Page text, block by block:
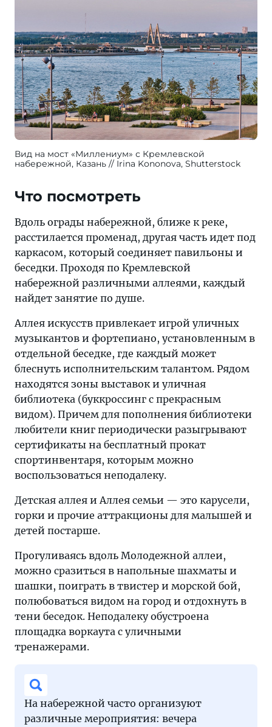
Вид на мост «Миллениум» с Кремлевской
набережной, Казань
Irina Kononova, Shutterstock
Что посмотреть
Вдоль ограды набережной, ближе к реке,
расстилается променад, другая часть идет под
каркасом, который соединяет павильоны и
беседки. Проходя по Кремлевской
набережной различными аллеями, каждый
найдет занятие по душе.
Аллея искусств привлекает игрой уличных
музыкантов и фортепиано, установленным в
отдельной беседке, где каждый может
блеснуть исполнительским талантом. Рядом
находятся зоны выставок и уличная
библиотека (буккроссинг с прекрасным
видом). Причем для пополнения библиотеки
любители книг периодически разыгрывают
сертификаты на бесплатный прокат
спортинвентаря, которым можно
воспользоваться неподалеку.
Детская аллея и Аллея семьи — это карусели,
горки и прочие аттракционы для малышей и
детей постарше.
Прогуливаясь вдоль Молодежной аллеи,
можно сразиться в напольные шахматы и
шашки, поиграть в твистер и морской бой,
полюбоваться видом на город и отдохнуть в
тени беседок. Неподалеку обустроена
площадка воркаута с уличными
тренажерами.
На набережной часто организуют
различные мероприятия: вечера